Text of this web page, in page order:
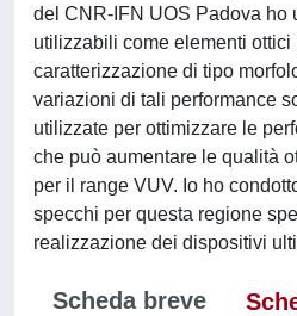
del CNR-IFN UOS Padova ho
utilizzabili come elementi
caratterizzazione di tipo
variazioni di tali performance
utilizzate per ottimizzare le
che può aumentare le qualità
per il range VUV. Io ho
specchi per questa regione
realizzazione dei dispositivi
Scheda breve